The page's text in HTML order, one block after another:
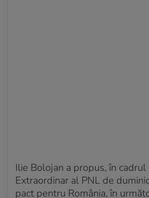
Ilie Bolojan a propus, în
Extraordinar al PNL de
pact pentru România, în